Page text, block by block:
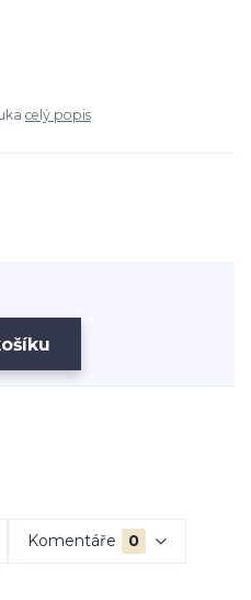
celý popis
Komentáře 0